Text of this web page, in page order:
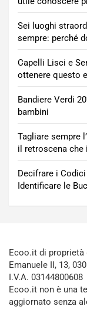
Sei luoghi
sempre: perché
Capelli Lisci e
ottenere questo
Bandiere Verdi
bambini
Tagliare sempre
il retroscena
Decifrare i
Identificare le
Ecoo.it di proprietà
Emanuele II, 13,
I.V.A. 03144800608
Ecoo.it non è una
aggiornato senza